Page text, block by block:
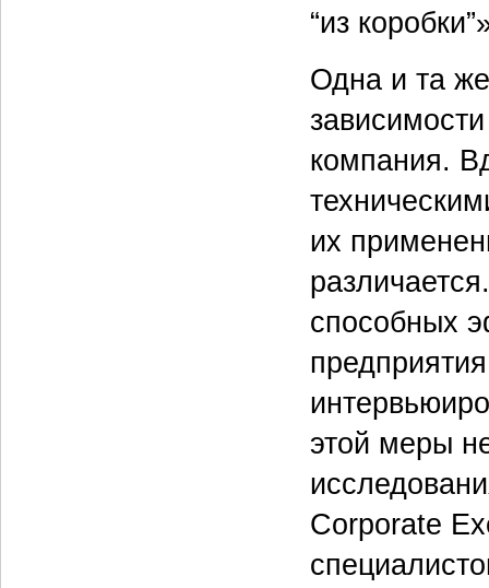
“из
Одна и та
компания.
их
способных
этой меры
Corporate